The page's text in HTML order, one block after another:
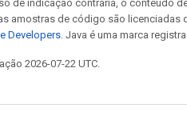
de indicação contrária, o conteúdo
amostras de código são licenciadas
Developers. Java é uma marca
2026-07-22 UTC.